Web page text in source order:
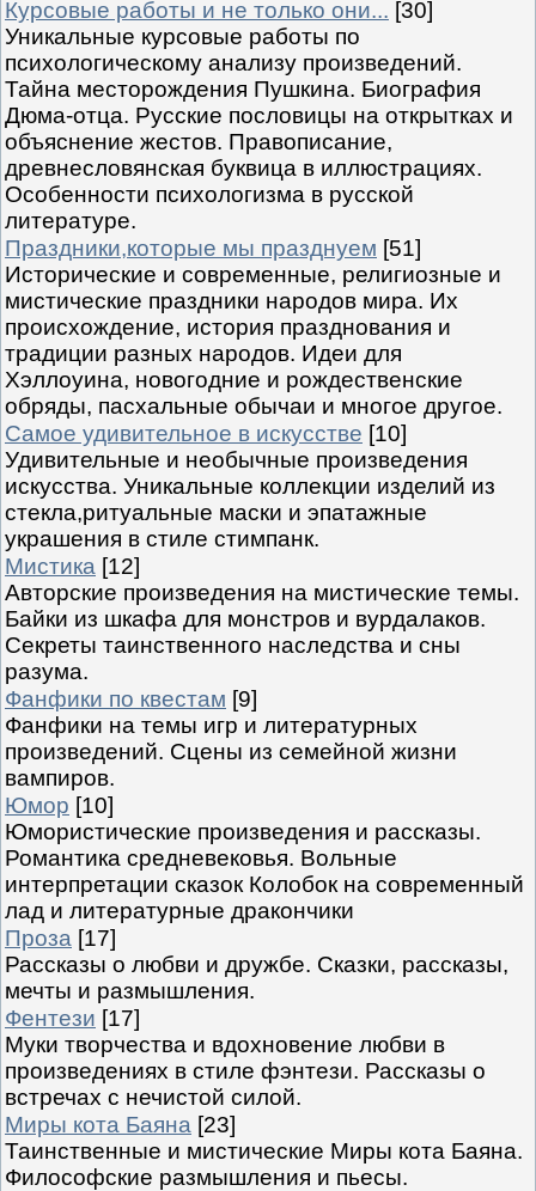
Курсовые работы и не только они... [30]
Уникальные курсовые работы по
психологическому анализу произведений.
Тайна месторождения Пушкина. Биография
Дюма-отца. Русские пословицы на открытках и
объяснение жестов. Правописание,
древнесловянская буквица в иллюстрациях.
Особенности психологизма в русской
литературе.
Праздники,которые мы празднуем [51]
Исторические и современные, религиозные и
мистические праздники народов мира. Их
происхождение, история празднования и
традиции разных народов. Идеи для
Хэллоуина, новогодние и рождественские
обряды, пасхальные обычаи и многое другое.
Самое удивительное в искусстве [10]
Удивительные и необычные произведения
искусства. Уникальные коллекции изделий из
стекла,ритуальные маски и эпатажные
украшения в стиле стимпанк.
Мистика [12]
Авторские произведения на мистические темы.
Байки из шкафа для монстров и вурдалаков.
Секреты таинственного наследства и сны
разума.
Фанфики по квестам [9]
Фанфики на темы игр и литературных
произведений. Сцены из семейной жизни
вампиров.
Юмор [10]
Юмористические произведения и рассказы.
Романтика средневековья. Вольные
интерпретации сказок Колобок на современный
лад и литературные дракончики
Проза [17]
Рассказы о любви и дружбе. Сказки, рассказы,
мечты и размышления.
Фентези [17]
Муки творчества и вдохновение любви в
произведениях в стиле фэнтези. Рассказы о
встречах с нечистой силой.
Миры кота Баяна [23]
Таинственные и мистические Миры кота Баяна.
Философские размышления и пьесы.